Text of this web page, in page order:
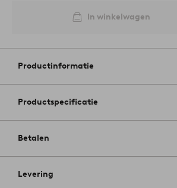
In winkelwagen
Productinformatie
Productspecificatie
Betalen
Levering